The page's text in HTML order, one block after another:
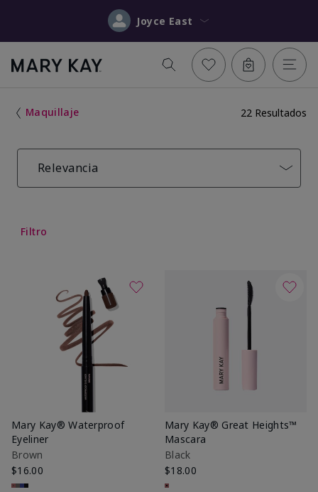
Joyce East
Maquillaje 22 Resultados
Relevancia
Filtro
Mary Kay® Waterproof
Eyeliner
Brown
$16.00
Mary Kay® Great Heights™
Mascara
Black
$18.00